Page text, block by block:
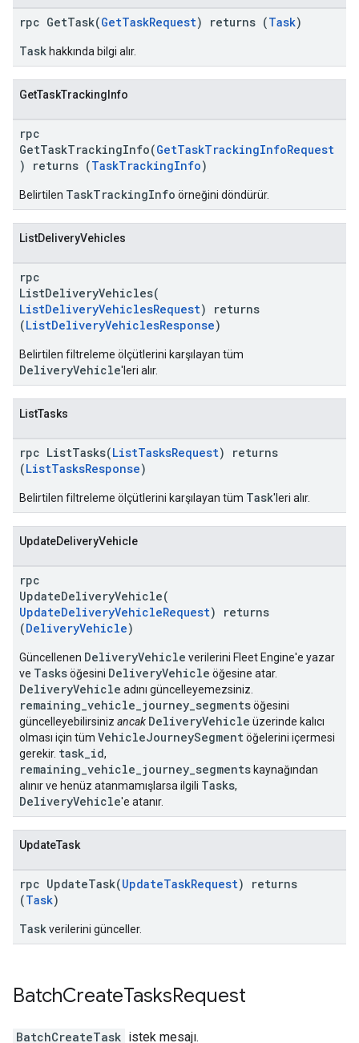
rpc GetTask(GetTaskRequest) returns (Task)
Task hakkında bilgi alır.
GetTaskTrackingInfo
rpc
GetTaskTrackingInfo(GetTaskTrackingInfoRequest
) returns (TaskTrackingInfo)
Belirtilen TaskTrackingInfo örneğini döndürür.
ListDeliveryVehicles
rpc
ListDeliveryVehicles(
ListDeliveryVehiclesRequest) returns
(ListDeliveryVehiclesResponse)
Belirtilen filtreleme ölçütlerini karşılayan tüm
DeliveryVehicle'leri alır.
ListTasks
rpc ListTasks(ListTasksRequest) returns
(ListTasksResponse)
Belirtilen filtreleme ölçütlerini karşılayan tüm Task'leri alır.
UpdateDeliveryVehicle
rpc
UpdateDeliveryVehicle(
UpdateDeliveryVehicleRequest) returns
(DeliveryVehicle)
Güncellenen DeliveryVehicle verilerini Fleet Engine'e yazar
ve Tasksöğesini DeliveryVehicle öğesine atar.
DeliveryVehicle adını güncelleyemezsiniz.
remaining_vehicle_journey_segmentsöğesini
güncelleyebilirsiniz ancak DeliveryVehicle üzerinde kalıcı
olması için tüm VehicleJourneySegmentöğelerini içermesi
gerekir. task_id,
remaining_vehicle_journey_segments kaynağından
alınır ve henüz atanmamışlarsa ilgili Tasks,
DeliveryVehicle'e atanır.
UpdateTask
rpc UpdateTask(UpdateTaskRequest) returns
(Task)
Taskverilerini günceller.
BatchCreateTasksRequest
BatchCreateTask istek mesajı.